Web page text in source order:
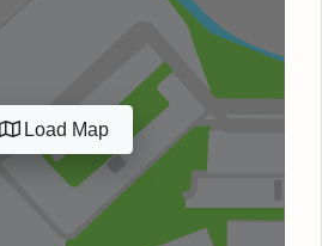
Load Map